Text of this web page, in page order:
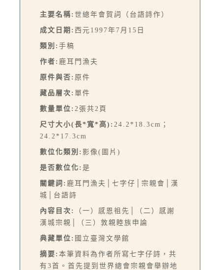
主要名稱: 世總年會賀詞（台語詩作）
成文日期: 西元1997年7月15日
類別: 手稿
作者: 鹿耳門漁夫
原件與否: 原件
藏品層次: 單件
數量單位: 2張共2頁
尺寸大小(長*寬*高): 24.2*18.3cm；
24.2*17.3cm
數位化類別: 影像(圖片)
是否數位化: 是
關鍵詞: 鹿耳門漁夫│七字仔│宗親會│漢
城│台語詩
內容目次:
（一）感恩祖先│（二）感謝
漢城宗親│（三）敦親睦族申論
典藏單位: 國立臺灣文學館
摘要: 本筆資料為作者所寫七字仔詩，共
有3首。首先提到世界總會宗親會舉辦地